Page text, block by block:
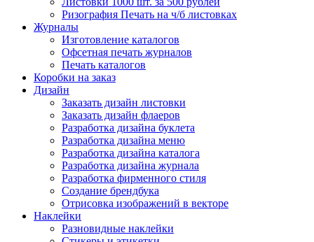
Ризография Печать на ч/б листовках
Журналы
Изготовление каталогов
Офсетная печать журналов
Печать каталогов
Коробки на заказ
Дизайн
Заказать дизайн листовки
Заказать дизайн флаеров
Разработка дизайна буклета
Разработка дизайна меню
Разработка дизайна каталога
Разработка дизайна журнала
Разработка фирменного стиля
Создание брендбука
Отрисовка изображений в векторе
Наклейки
Разновидные наклейки